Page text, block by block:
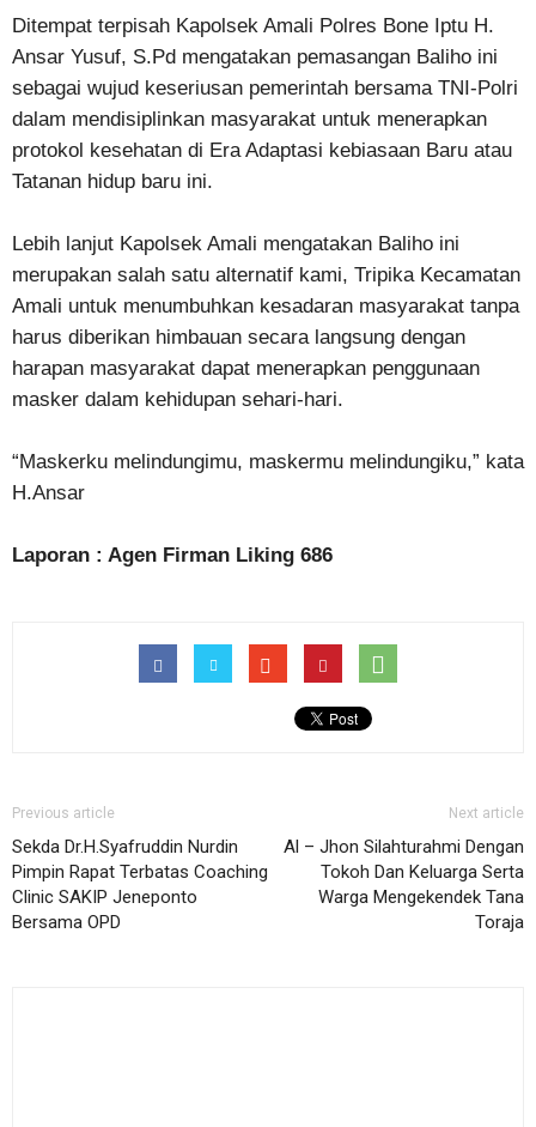
Ditempat terpisah Kapolsek Amali Polres Bone Iptu H.
Ansar Yusuf, S.Pd mengatakan pemasangan Baliho ini
sebagai wujud keseriusan pemerintah bersama TNI-Polri
dalam mendisiplinkan masyarakat untuk menerapkan
protokol kesehatan di Era Adaptasi kebiasaan Baru atau
Tatanan hidup baru ini.
Lebih lanjut Kapolsek Amali mengatakan Baliho ini
merupakan salah satu alternatif kami, Tripika Kecamatan
Amali untuk menumbuhkan kesadaran masyarakat tanpa
harus diberikan himbauan secara langsung dengan
harapan masyarakat dapat menerapkan penggunaan
masker dalam kehidupan sehari-hari.
“Maskerku melindungimu, maskermu melindungiku,” kata
H.Ansar
Laporan : Agen Firman Liking 686
Previous article
Sekda Dr.H.Syafruddin Nurdin
Pimpin Rapat Terbatas Coaching
Clinic SAKIP Jeneponto
Bersama OPD
Next article
Al – Jhon Silahturahmi Dengan
Tokoh Dan Keluarga Serta
Warga Mengekendek Tana
Toraja